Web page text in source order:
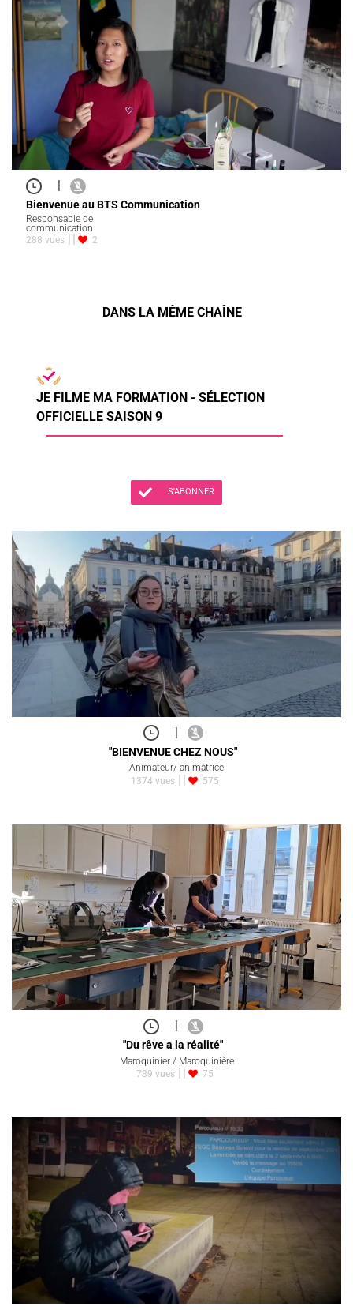
|
Bienvenue au BTS Communication
Responsable de
communication
288 vues
2
DANS LA MÊME CHAÎNE
JE FILME MA FORMATION - SÉLECTION
OFFICIELLE SAISON 9
S'ABONNER
|
"BIENVENUE CHEZ NOUS"
Animateur/ animatrice
1374 vues
575
|
"Du rêve a la réalité"
Maroquinier / Maroquinière
739 vues
75